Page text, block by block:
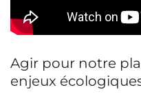
Agir pour notre
enjeux